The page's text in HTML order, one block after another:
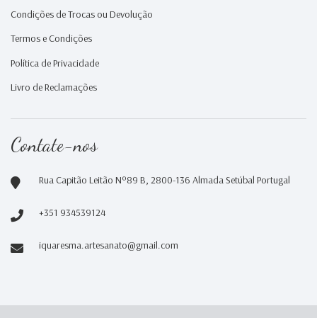
Condições de Trocas ou Devolução
Termos e Condições
Política de Privacidade
Livro de Reclamações
Contate-nos
Rua Capitão Leitão Nº89 B, 2800-136 Almada Setúbal Portugal
+351 934539124
iquaresma.artesanato@gmail.com